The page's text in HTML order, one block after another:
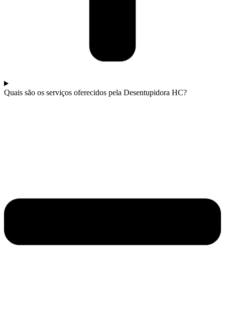
Quais são os serviços oferecidos pela Desentupidora HC?